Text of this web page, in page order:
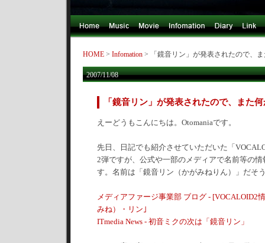
HOME > Infomation > 「鏡音リン」が発表されたので、
2007/11/08
「鏡音リン」が発表されたので、また
えーどうもこんにちは。Otomaniaです。
先日、日記でも紹介させていただいた「
2弾ですが、公式や一部のメディアで名前等の
す。名前は「鏡音リン（かがみねりん）」だそ
メディアファージ事業部 ブログ - [VOCALOID2
みね）・リン｣
ITmedia News - 初音ミクの次は「鏡音リン」